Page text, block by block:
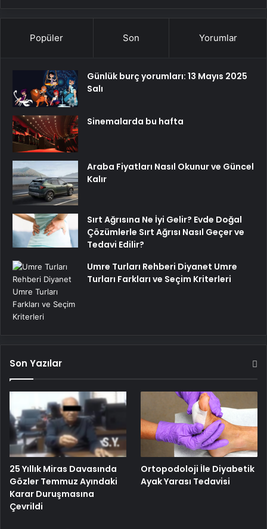
Popüler Son Yorumlar
Günlük burç yorumları: 13 Mayıs 2025
Salı
Sinemalarda bu hafta
Araba Fiyatları Nasıl Okunur ve Güncel
Kalır
Sırt Ağrısına Ne İyi Gelir? Evde Doğal
Çözümlerle Sırt Ağrısı Nasıl Geçer ve
Tedavi Edilir?
Umre Turları Rehberi Diyanet Umre
Turları Farkları ve Seçim Kriterleri
Son Yazılar
25 Yıllık Miras Davasında
Gözler Temmuz Ayındaki
Karar Duruşmasına
Çevrildi
Ortopodoloji İle Diyabetik
Ayak Yarası Tedavisi